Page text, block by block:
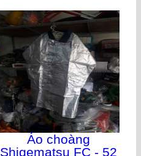
Áo choàng
Shigematsu FC - 52